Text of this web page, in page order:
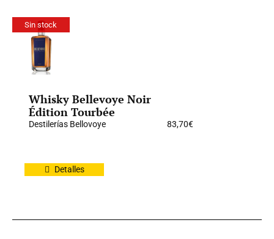
Sin stock
Whisky Bellevoye Noir
Édition Tourbée
Destilerías Bellovoye 83,70€
Detalles